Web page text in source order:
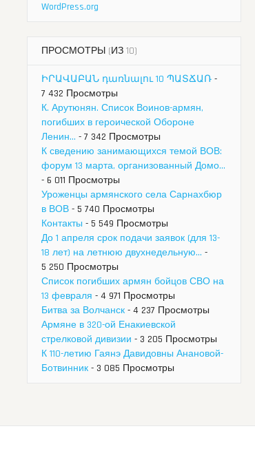
WordPress.org
ПРОСМОТРЫ (ИЗ 10)
ԻՐԱՎԱԲԱՆ դառնալու 10 ՊԱՏՃԱՌ -
7 432 Просмотры
К. Арутюнян. Список Воинов-армян,
погибших в героической Обороне
Ленин... - 7 342 Просмотры
К сведению занимающихся темой ВОВ:
форум 13 марта, организованный Домо...
- 6 011 Просмотры
Уроженцы армянского села Сарнахбюр
в ВОВ - 5 740 Просмотры
Контакты - 5 549 Просмотры
До 1 апреля срок подачи заявок (для 13-
18 лет) на летнюю двухнедельную... -
5 250 Просмотры
Список погибших армян бойцов СВО на
13 февраля - 4 971 Просмотры
Битва за Волчанск - 4 237 Просмотры
Армяне в 320-ой Енакиевской
стрелковой дивизии - 3 205 Просмотры
К 110-летию Гаянэ Давидовны Анановой-
Ботвинник - 3 085 Просмотры